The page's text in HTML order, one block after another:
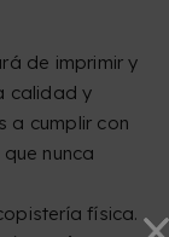
de imprimir y
calidad y
a cumplir con
nunca
física.